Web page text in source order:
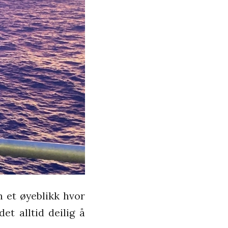
et øyeblikk hvor
alltid deilig å